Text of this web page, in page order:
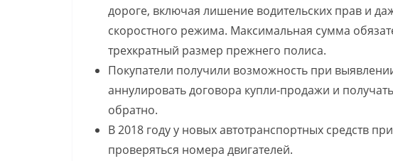
дороге, включая лишение водительских прав и
скоростного режима. Максимальная сумма
трехкратный размер прежнего полиса.
Покупатели получили возможность при
аннулировать договора купли-продажи и
обратно.
В 2018 году у новых автотранспортных средств
проверяться номера двигателей.